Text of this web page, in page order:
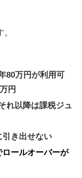
80万円が利用可
円
れ以降は課税ジュ
引き出せない
ールオーバーが